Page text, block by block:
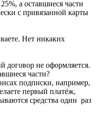
25%, а оставшиеся части
с привязанной карты
Нет никаких
договор не оформляется.
части?
подписки, например,
первый платёж,
средства один раз